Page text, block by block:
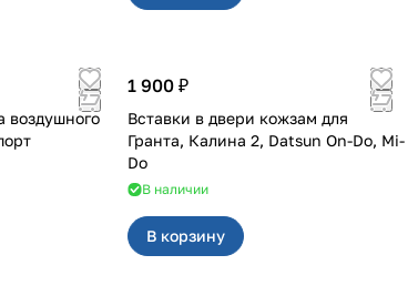
воздушного
Спорт
1 900 ₽
Вставки в двери кожзам для
Гранта, Калина 2, Datsun On-Do, Mi-
Do
В наличии
В корзину